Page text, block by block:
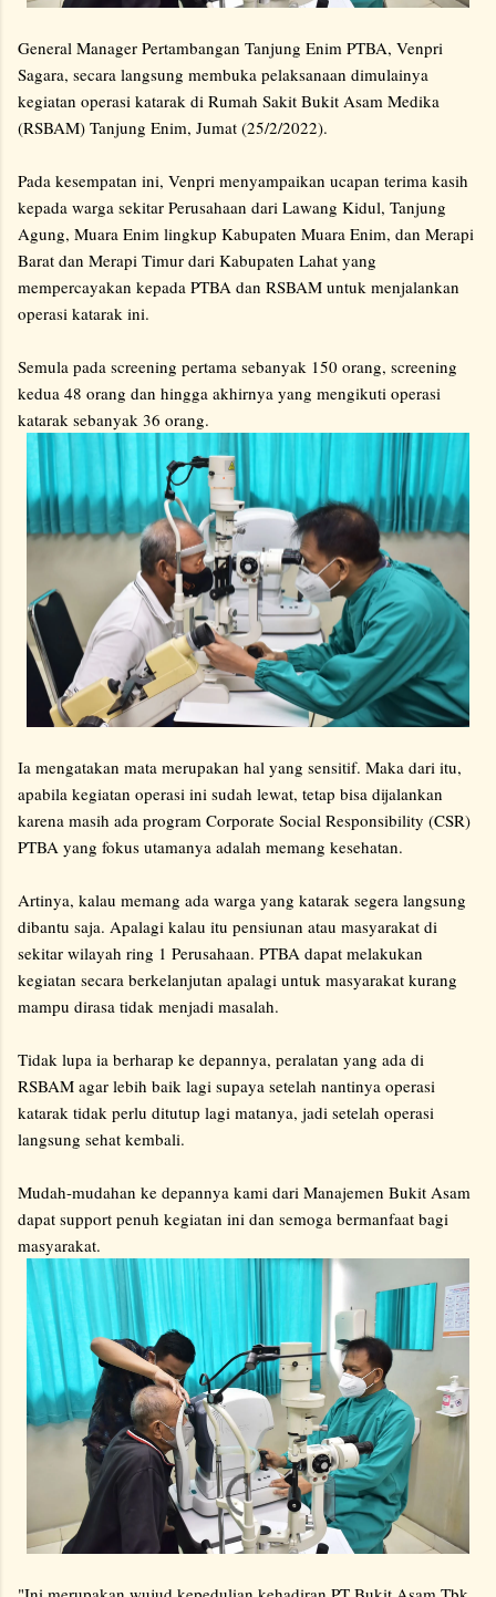
General Manager Pertambangan Tanjung Enim PTBA, Venpri
Sagara, secara langsung membuka pelaksanaan dimulainya
kegiatan operasi katarak di Rumah Sakit Bukit Asam Medika
(RSBAM) Tanjung Enim, Jumat (25/2/2022).
Pada kesempatan ini, Venpri menyampaikan ucapan terima kasih
kepada warga sekitar Perusahaan dari Lawang Kidul, Tanjung
Agung, Muara Enim lingkup Kabupaten Muara Enim, dan Merapi
Barat dan Merapi Timur dari Kabupaten Lahat yang
mempercayakan kepada PTBA dan RSBAM untuk menjalankan
operasi katarak ini.
Semula pada screening pertama sebanyak 150 orang, screening
kedua 48 orang dan hingga akhirnya yang mengikuti operasi
katarak sebanyak 36 orang.
Ia mengatakan mata merupakan hal yang sensitif. Maka dari itu,
apabila kegiatan operasi ini sudah lewat, tetap bisa dijalankan
karena masih ada program Corporate Social Responsibility (CSR)
PTBA yang fokus utamanya adalah memang kesehatan.
Artinya, kalau memang ada warga yang katarak segera langsung
dibantu saja. Apalagi kalau itu pensiunan atau masyarakat di
sekitar wilayah ring 1 Perusahaan. PTBA dapat melakukan
kegiatan secara berkelanjutan apalagi untuk masyarakat kurang
mampu dirasa tidak menjadi masalah.
Tidak lupa ia berharap ke depannya, peralatan yang ada di
RSBAM agar lebih baik lagi supaya setelah nantinya operasi
katarak tidak perlu ditutup lagi matanya, jadi setelah operasi
langsung sehat kembali.
Mudah-mudahan ke depannya kami dari Manajemen Bukit Asam
dapat support penuh kegiatan ini dan semoga bermanfaat bagi
masyarakat.